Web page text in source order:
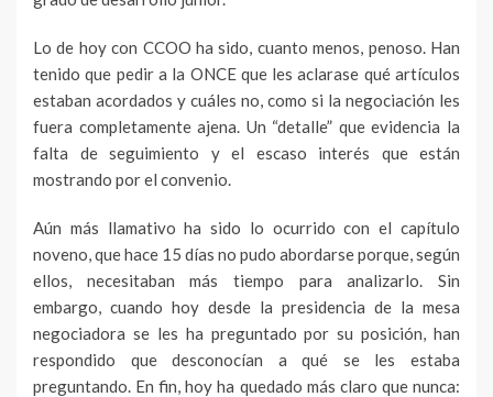
Lo de hoy con CCOO ha sido, cuanto menos, penoso. Han
tenido que pedir a la ONCE que les aclarase qué artículos
estaban acordados y cuáles no, como si la negociación les
fuera completamente ajena. Un “detalle” que evidencia la
falta de seguimiento y el escaso interés que están
mostrando por el convenio.
Aún más llamativo ha sido lo ocurrido con el capítulo
noveno, que hace 15 días no pudo abordarse porque, según
ellos, necesitaban más tiempo para analizarlo. Sin
embargo, cuando hoy desde la presidencia de la mesa
negociadora se les ha preguntado por su posición, han
respondido que desconocían a qué se les estaba
preguntando. En fin, hoy ha quedado más claro que nunca: